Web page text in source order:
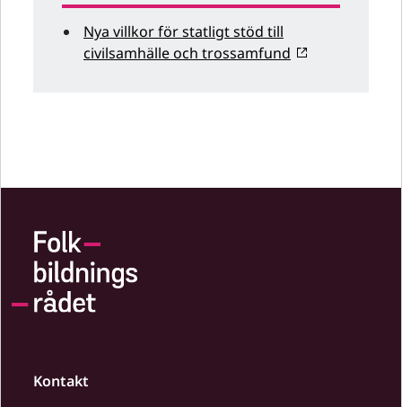
Nya villkor för statligt stöd till
civilsamhälle och trossamfund
Kontakt